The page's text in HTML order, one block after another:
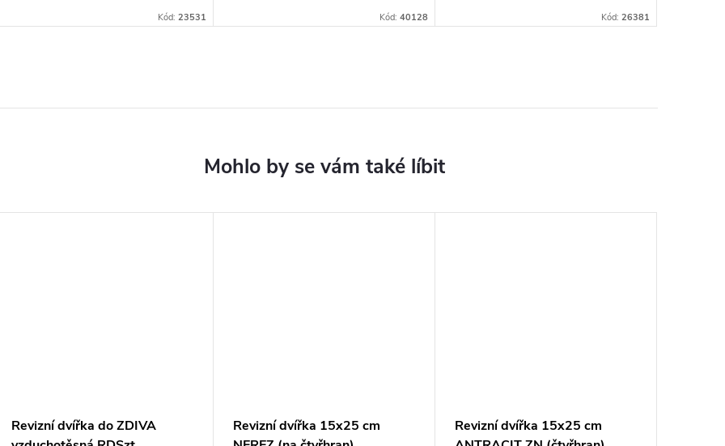
Kód: 23531 Kód: 40128 Kód: 26381
Revizní dvířka do ZDIVA
Revizní dvířka 15x25 cm
Revizní dvířka 15x25 cm